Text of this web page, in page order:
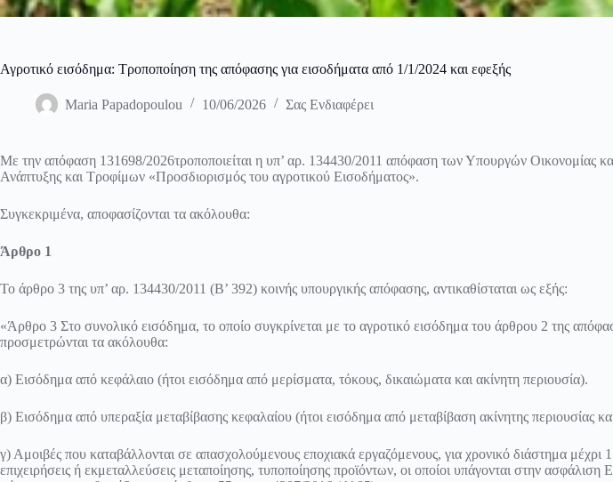
Αγροτικό εισόδημα: Τροποποίηση της απόφασης για εισοδήματα από 1/1/2024 και εφεξής
Maria Papadopoulou 10/06/2026 Σας Ενδιαφέρει
Με την απόφαση 131698/2026τροποποιείται η υπ’ αρ. 134430/2011 απόφαση των Υπουργών Οικονομίας
Ανάπτυξης και Τροφίμων «Προσδιορισμός του αγροτικού Εισοδήματος».
Συγκεκριμένα, αποφασίζονται τα ακόλουθα:
Άρθρο 1
Το άρθρο 3 της υπ’ αρ. 134430/2011 (Β’ 392) κοινής υπουργικής απόφασης, αντικαθίσταται ως εξής:
«Άρθρο 3 Στο συνολικό εισόδημα, το οποίο συγκρίνεται με το αγροτικό εισόδημα του άρθρου 2 της
προσμετρώνται τα ακόλουθα:
α) Εισόδημα από κεφάλαιο (ήτοι εισόδημα από μερίσματα, τόκους, δικαιώματα και ακίνητη περιουσία).
β) Εισόδημα από υπεραξία μεταβίβασης κεφαλαίου (ήτοι εισόδημα από μεταβίβαση ακίνητης περιουσίας
γ) Αμοιβές που καταβάλλονται σε απασχολούμενους εποχιακά εργαζόμενους, για χρονικό διάστημα μέχρι
επιχειρήσεις ή εκμεταλλεύσεις μεταποίησης, τυποποίησης προϊόντων, οι οποίοι υπάγονται στην